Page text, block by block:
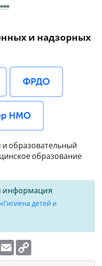
и надзорных
образовательный
образование
информация
детей и
Odnoklassniki
Email